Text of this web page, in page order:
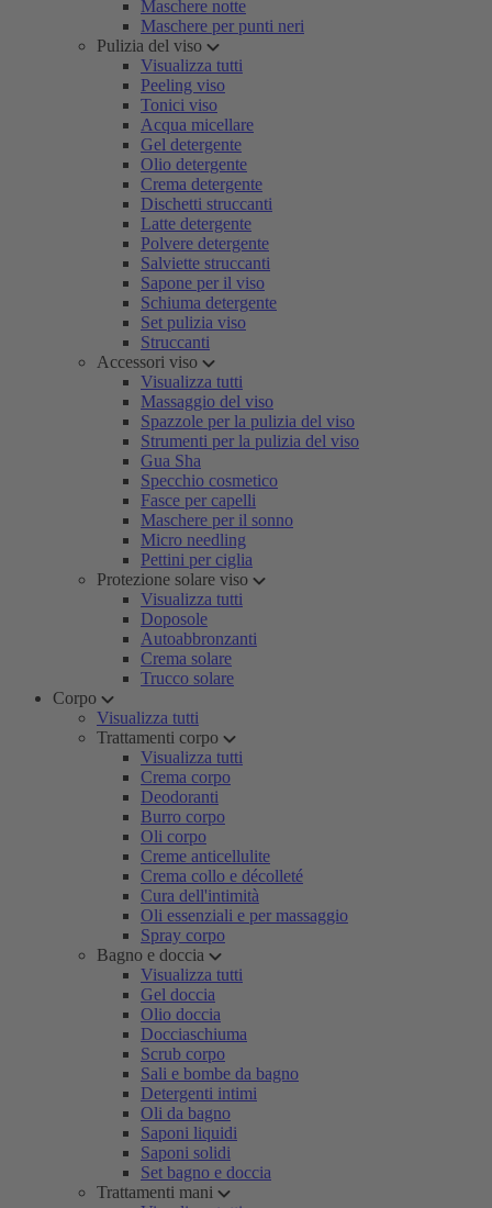
Maschere notte
Maschere per punti neri
Pulizia del viso
Visualizza tutti
Peeling viso
Tonici viso
Acqua micellare
Gel detergente
Olio detergente
Crema detergente
Dischetti struccanti
Latte detergente
Polvere detergente
Salviette struccanti
Sapone per il viso
Schiuma detergente
Set pulizia viso
Struccanti
Accessori viso
Visualizza tutti
Massaggio del viso
Spazzole per la pulizia del viso
Strumenti per la pulizia del viso
Gua Sha
Specchio cosmetico
Fasce per capelli
Maschere per il sonno
Micro needling
Pettini per ciglia
Protezione solare viso
Visualizza tutti
Doposole
Autoabbronzanti
Crema solare
Trucco solare
Corpo
Visualizza tutti
Trattamenti corpo
Visualizza tutti
Crema corpo
Deodoranti
Burro corpo
Oli corpo
Creme anticellulite
Crema collo e décolleté
Cura dell'intimità
Oli essenziali e per massaggio
Spray corpo
Bagno e doccia
Visualizza tutti
Gel doccia
Olio doccia
Docciaschiuma
Scrub corpo
Sali e bombe da bagno
Detergenti intimi
Oli da bagno
Saponi liquidi
Saponi solidi
Set bagno e doccia
Trattamenti mani